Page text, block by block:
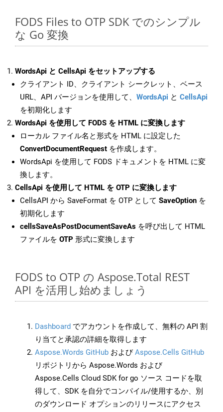
FODS Files to OTP SDK でのシンプル
な Go 変換
WordsApi と CellsApi をセットアップする
クライアント ID、クライアント シークレット、ベース
URL、API バージョンを使用して、 WordsApi と CellsApi
を初期化します
WordsApi を使用して FODS を HTML に変換します
ローカル ファイル名と形式を HTML に設定した
ConvertDocumentRequest を作成します。
WordsApi を使用して FODS ドキュメントを HTML に変
換します。
CellsApi を使用して HTML を OTP に変換します
CellsAPI から SaveFormat を OTP として SaveOption を
初期化します
cellsSaveAsPostDocumentSaveAs を呼び出して HTML
ファイルを OTP 形式に変換します
FODS to OTP の Aspose.Total REST
API を活用し始めましょう
Dashboard でアカウントを作成して、無料の API 割
り当てと承認の詳細を取得します
Aspose.Words GitHub およびAspose.Cells GitHub
リポジトリから Aspose.Words および
Aspose.Cells Cloud SDK for go ソース コードを取
得して、SDK を自分でコンパイル/使用するか、別
のダウンロード オプションのリリースにアクセス